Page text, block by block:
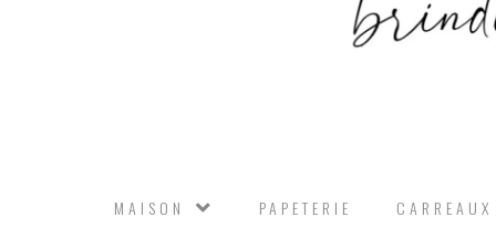
MAISON PAPETERIE CARREAUX